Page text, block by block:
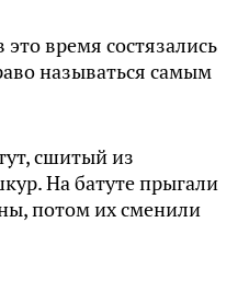
время состязались
называться самым
сшитый из
На батуте прыгали
потом их сменили